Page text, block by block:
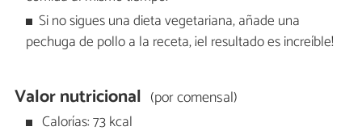
Si no sigues una dieta vegetariana, añade una
pechuga de pollo a la receta, ¡el resultado es increíble!
Valor nutricional (por comensal)
Calorías: 73 kcal